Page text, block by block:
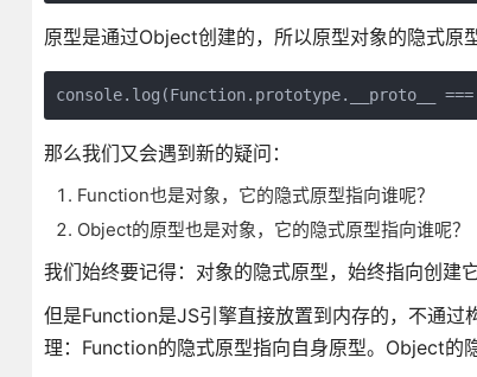
原型是通过Object创建的，所以原型对象的隐式原
console.log(Function.prototype.__proto__
那么我们又会遇到新的疑问：
Function也是对象，它的隐式原型指向谁呢？
Object的原型也是对象，它的隐式原型指向谁呢？
我们始终要记得：对象的隐式原型，始终指向创建
但是Function是JS引擎直接放置到内存的，不通
理：Function的隐式原型指向自身原型。Object的